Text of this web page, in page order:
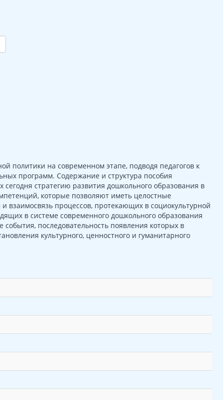
политики на современном этапе, подводя педагогов к
программ. Содержание и структура пособия
стратегию развития дошкольного образования в
которые позволяют иметь целостные
взаимосвязь процессов, протекающих в социокультурной
в системе современного дошкольного образования
последовательность появления которых в
культурного, ценностного и гуманитарного